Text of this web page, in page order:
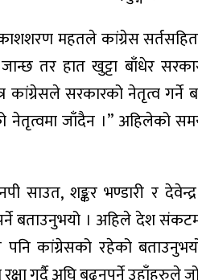
महतले कांग्रेस
तर हात खुट्टा बाँधेर
सरकारको नेतृत्व गर्ने
नेतृत्वमा जाँदैन ।” अहिलेको
साउत, शङ्कर भण्डारी र
बताउनुभयो । अहिले देश
कांग्रेसको रहेको बताउनुभयो